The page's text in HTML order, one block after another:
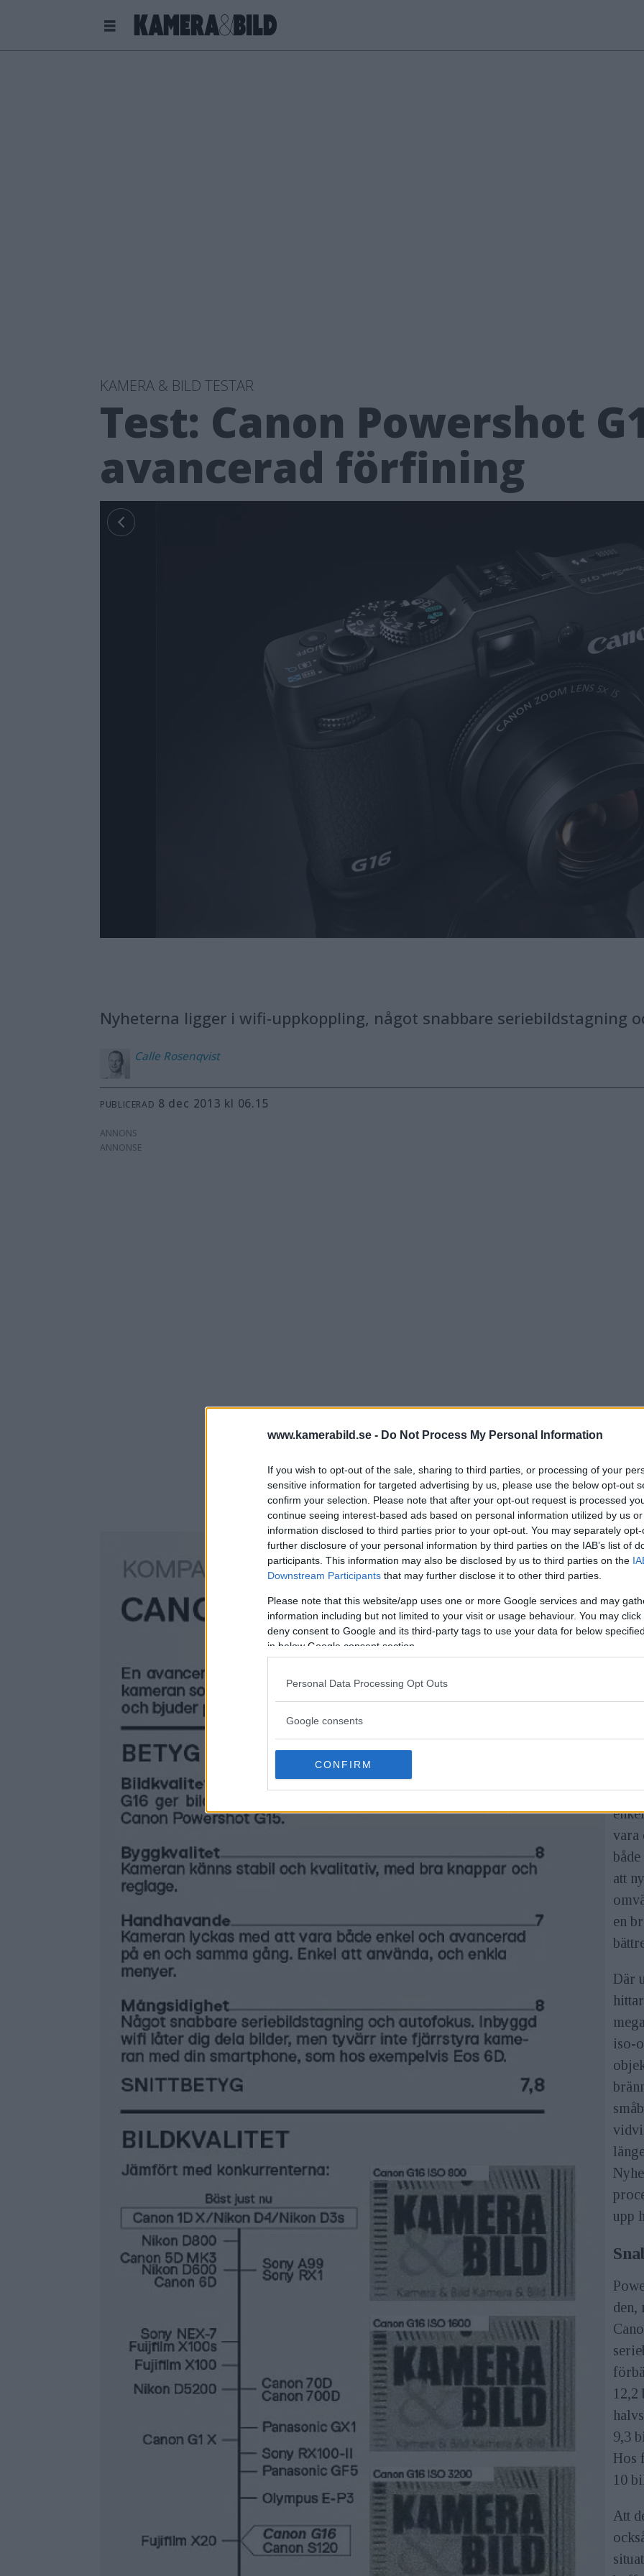
www.kamerabild.se - Do Not Process My Personal Information
If you wish to opt-out of the sale, sharing to third parties, or processing of your
sensitive information for targeted advertising by us, please use the below opt-out
confirm your selection. Please note that after your opt-out request is processed
continue seeing interest-based ads based on personal information utilized by us
information disclosed to third parties prior to your opt-out. You may separately
further disclosure of your personal information by third parties on the IAB’s list of
participants. This information may also be disclosed by us to third parties on the
Downstream Participants that may further disclose it to other third parties.
Please note that this website/app uses one or more Google services and may
information including but not limited to your visit or usage behaviour. You may
deny consent to Google and its third-party tags to use your data for below
in below Google consent section.
Personal Data Processing Opt Outs
Google consents
CONFIRM
KAMERA & BILD TESTAR
Test: Canon Powershot
avancerad förfining
Nyheterna ligger i wifi-uppkoppling, något snabbare seriebildstagning
Calle Rosenqvist
PUBLICERAD 8 dec 2013 kl 06.15
ANNONS
ett
har
ont.
vara
att
en
Där
iso-
upp
den,
12,2
9,3
Hos
10
Att